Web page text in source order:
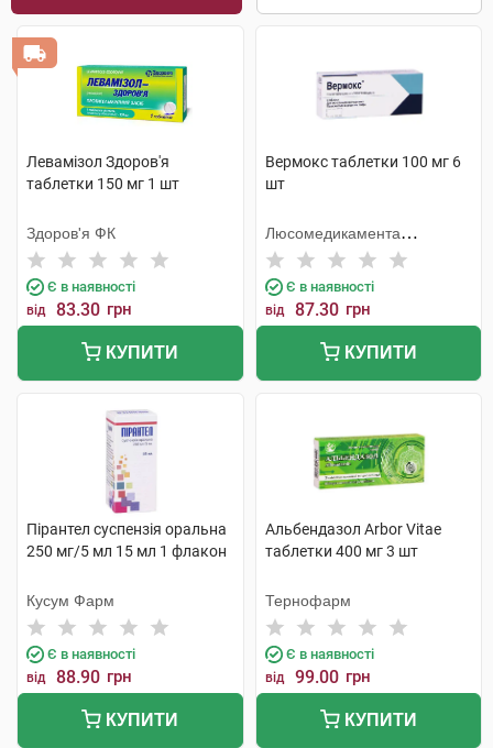
Левамізол Здоров'я
таблетки 150 мг 1 шт
Здоров'я ФК
Є в наявності
від 83.30 грн
КУПИТИ
Вермокс таблетки 100 мг 6
шт
Люсомедикамента
Сосьєдаде Текніка
Фармацеутика
Є в наявності
від 87.30 грн
КУПИТИ
Пірантел суспензія оральна
250 мг/5 мл 15 мл 1 флакон
Кусум Фарм
Є в наявності
від 88.90 грн
КУПИТИ
Альбендазол Arbor Vitae
таблетки 400 мг 3 шт
Тернофарм
Є в наявності
від 99.00 грн
КУПИТИ